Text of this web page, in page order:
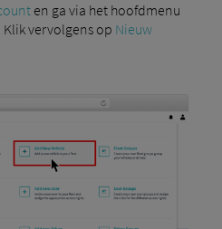
en ga via het hoofdmenu
vervolgens op Nieuw